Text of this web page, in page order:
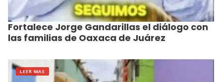
Fortalece Jorge Gandarillas el diálogo con
las familias de Oaxaca de Juárez
LEER MAS